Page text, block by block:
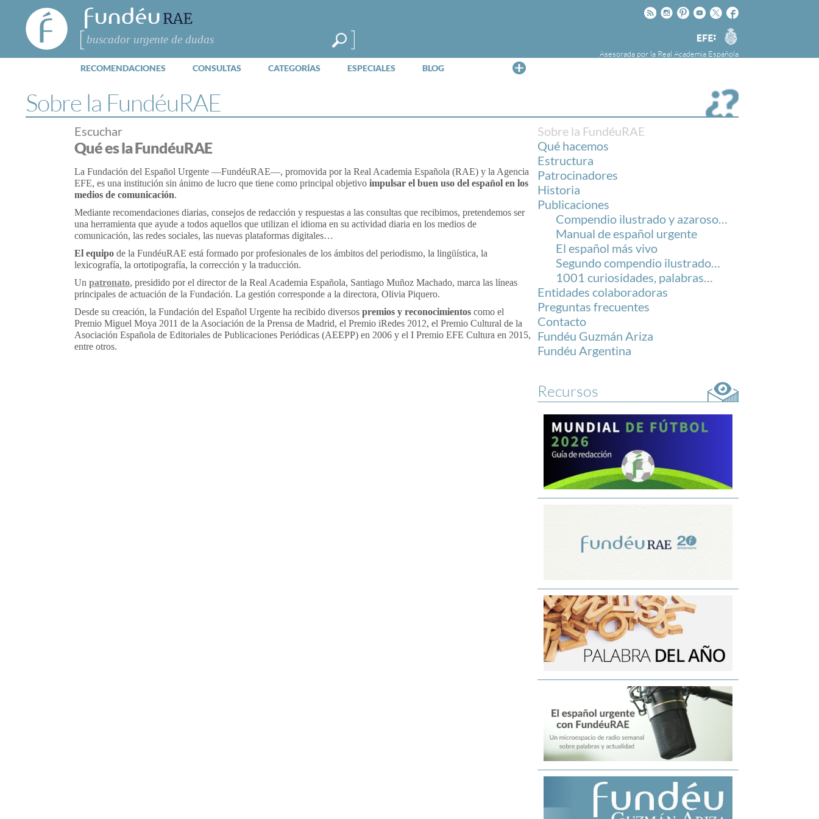
FundéuRAE
- Fundación
del Español
Urgente
Buscar
Facebook
Twitter
Youtube
Pinteres
Instagram
Rss
Agencia
EFE
Asesorada por la Real Academia Española
RECOMENDACIONES CONSULTAS CATEGORÍAS ESPECIALES BLOG
FundéuRAE es una fundación patrocinada por
la Agencia Efe y la Real Academia Española,
cuyo objetivo es colaborar con el buen uso del
español en los medios de comunicación y en
Internet.
Sobre la FundéuRAE
Sobre la FundéuRAE
Qué hacemos
Estructura
Patrocinadores
Historia
Publicaciones
Compendio ilustrado y azaroso…
Manual de español urgente
El español más vivo
Segundo compendio ilustrado…
1001 curiosidades, palabras…
Entidades colaboradoras
Preguntas frecuentes
Contacto
Fundéu Guzmán Ariza
Fundéu Argentina
Escuchar
Qué es la FundéuRAE
La Fundación del Español Urgente —FundéuRAE—, promovida por la Real Academia Española (RAE) y la Agencia
EFE, es una institución sin ánimo de lucro que tiene como principal objetivo impulsar el buen uso del español en los
medios de comunicación.
Mediante recomendaciones diarias, consejos de redacción y respuestas a las consultas que recibimos, pretendemos ser
una herramienta que ayude a todos aquellos que utilizan el idioma en su actividad diaria en los medios de
comunicación, las redes sociales, las nuevas plataformas digitales…
El equipo de la FundéuRAE está formado por profesionales de los ámbitos del periodismo, la lingüística, la
lexicografía, la ortotipografía, la corrección y la traducción.
Un patronato, presidido por el director de la Real Academia Española, Santiago Muñoz Machado, marca las líneas
principales de actuación de la Fundación. La gestión corresponde a la directora, Olivia Piquero.
Desde su creación, la Fundación del Español Urgente ha recibido diversos premios y reconocimientos como el
Premio Miguel Moya 2011 de la Asociación de la Prensa de Madrid, el Premio iRedes 2012, el Premio Cultural de la
Asociación Española de Editoriales de Publicaciones Periódicas (AEEPP) en 2006 y el I Premio EFE Cultura en 2015,
entre otros.
Recursos